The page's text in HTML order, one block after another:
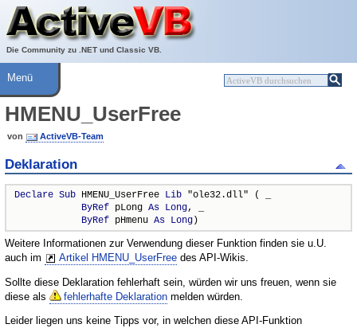
Die Community zu .NET und Classic VB.
Über ActiveVB
Hilfe
Menü
HMENU_UserFree
von ActiveVB-Team
Deklaration
Declare Sub HMENU_UserFree Lib "ole32.dll" ( _
ByRef pLong As Long, _
ByRef pHmenu As Long)
Weitere Informationen zur Verwendung dieser Funktion finden sie u.U.
auch im
Artikel HMENU_UserFree des API-Wikis.
Sollte diese Deklaration fehlerhaft sein, würden wir uns freuen, wenn sie
diese als
fehlerhafte Deklaration melden würden.
Leider liegen uns keine Tipps vor, in welchen diese API-Funktion